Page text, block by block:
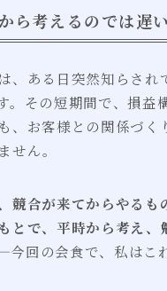
ら考えるのでは遅
、ある日突然知らされ
。その短期間で、損益
、お客様との関係づく
せん。
競合が来てからやるも
とで、平時から考え、
回の会食で、私はこ